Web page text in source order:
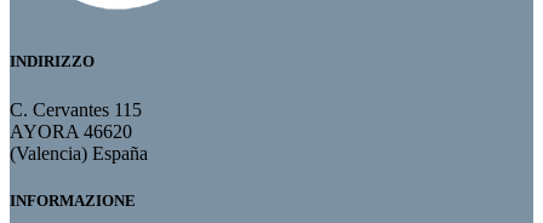
INDIRIZZO
C. Cervantes 115
AYORA 46620
(Valencia) España
INFORMAZIONE